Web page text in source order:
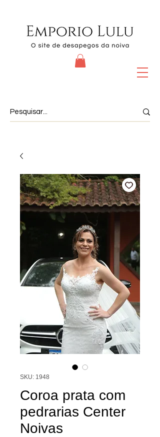
SKU: 1948
Coroa prata com
pedrarias Center
Noivas